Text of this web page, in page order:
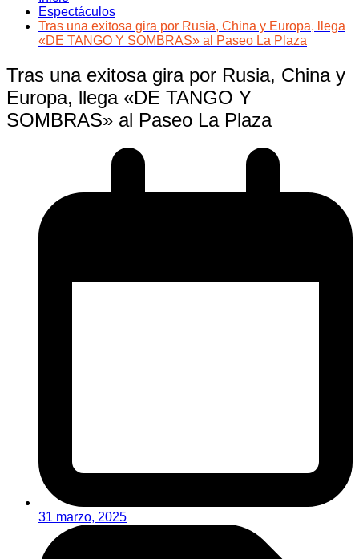
Espectáculos
Tras una exitosa gira por Rusia, China y Europa, llega
«DE TANGO Y SOMBRAS» al Paseo La Plaza
Tras una exitosa gira por Rusia, China y
Europa, llega «DE TANGO Y
SOMBRAS» al Paseo La Plaza
31 marzo, 2025